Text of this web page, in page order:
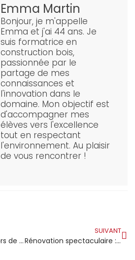
Emma Martin
Bonjour, je m'appelle
Emma et j'ai 44 ans. Je
suis formatrice en
construction bois,
passionnée par le
partage de mes
connaissances et
l'innovation dans le
domaine. Mon objectif est
d'accompagner mes
élèves vers l'excellence
tout en respectant
l'environnement. Au plaisir
de vous rencontrer !
Les erreurs à éviter lors de la création d’une charpente pour toit plat
SUIVANT
Rénovation spectaculaire : transformation complète de 140m² de charpente et toiture !